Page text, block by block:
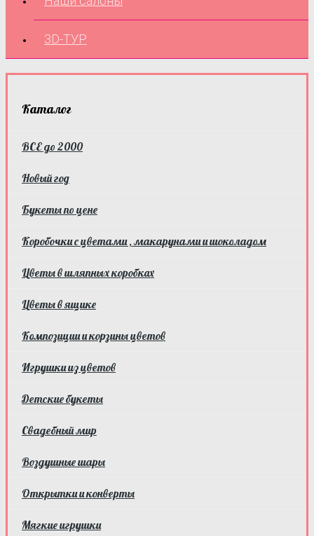
3D-ТУР
Каталог
ВСЕ до 2000
Новый год
Букеты по цене
Коробочки с цветами , макарунами и шоколадом
Цветы в шляпных коробках
Цветы в ящике
Композиции и корзины цветов
Игрушки из цветов
Детские букеты
Свадебный мир
Воздушные шары
Открытки и конверты
Мягкие игрушки